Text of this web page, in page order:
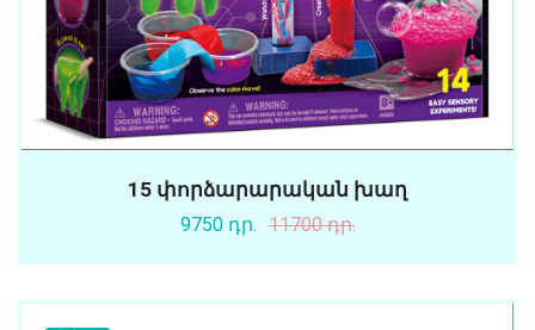
15 փորձարարական խաղ
9750 դր. 11700 դր.